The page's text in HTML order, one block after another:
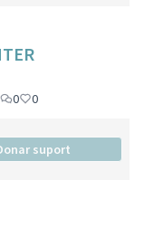
0 0
suport